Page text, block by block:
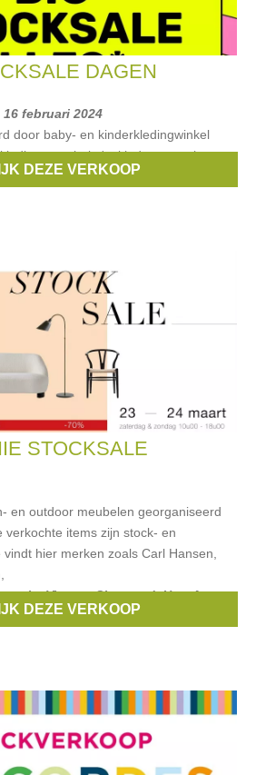
DAGEN
februari 2024
door baby- en kinderkledingwinkel
voor baby's, kinderen en tieners
€15)
DEZE VERKOOP
STOCKSALE
en outdoor meubelen georganiseerd
verkochte items zijn stock- en
hier merken zoals Carl Hansen,
,Vincent Sheppard,Hay,Arco,
DEZE VERKOOP